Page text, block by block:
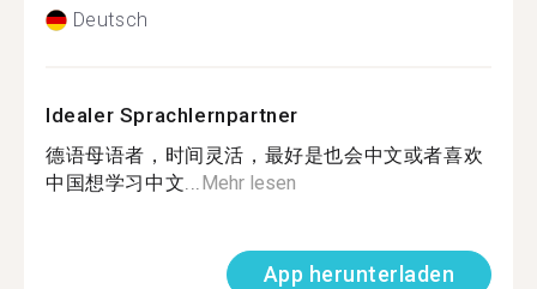
Deutsch
Idealer Sprachlernpartner
德语母语者，时间灵活，最好是也会中文或者喜欢
中国想学习中文...Mehr lesen
App herunterladen